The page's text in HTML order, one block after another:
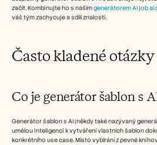
začít. Kombinujte ho s naším generátorem AI job
váš tým zachycuje a sdílí znalosti.
Často kladené otázky
Co je generátor šablon s
Generátor šablon s AI (někdy také nazývaný
umělou inteligenci k vytváření vlastních šablon
konkrétního use case. Místo vybírání z pevné